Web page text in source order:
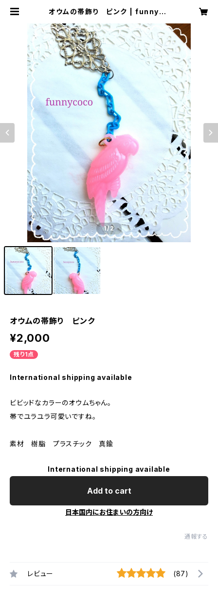
オウムの帯飾り ピンク | funnyco
1/2
オウムの帯飾り ピンク
¥2,000
残り1点
International shipping available
ビビッドなカラーのオウムちゃん。
帯でユラユラ可愛いですね。
素材 樹脂 プラスチック 真鍮
International shipping available
Add to cart
日本国内にお住まいの方向け
通報する
レビュー (87)